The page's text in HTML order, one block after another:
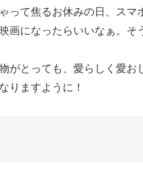
って焦るお休みの日、スマ
画になったらいいなぁ。そ
がとっても、愛らしく愛お
りますように！